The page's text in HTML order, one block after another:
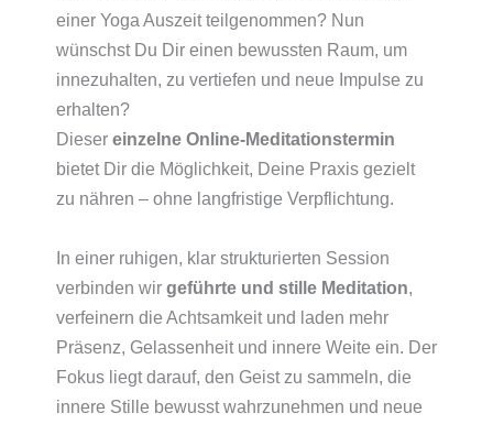
einer Yoga Auszeit teilgenommen? Nun
wünschst Du Dir einen bewussten Raum, um
innezuhalten, zu vertiefen und neue Impulse zu
erhalten?
Dieser einzelne Online-Meditationstermin
bietet Dir die Möglichkeit, Deine Praxis gezielt
zu nähren – ohne langfristige Verpflichtung.
In einer ruhigen, klar strukturierten Session
verbinden wir geführte und stille Meditation,
verfeinern die Achtsamkeit und laden mehr
Präsenz, Gelassenheit und innere Weite ein. Der
Fokus liegt darauf, den Geist zu sammeln, die
innere Stille bewusst wahrzunehmen und neue